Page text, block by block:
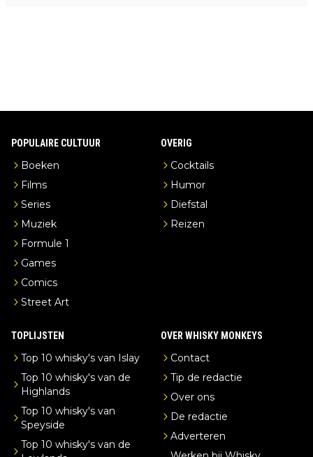
POPULAIRE CULTUUR
Boeken
Films
Series
Muziek
Formule 1
Games
Comics
Street Art
OVERIG
Cocktails
Humor
Diefstal
Reizen
TOPLIJSTEN
Top 10 whisky's van Islay
Top 10 whisky's van de
Highlands
Top 10 whisky's van
Speyside
Top 10 whisky's van de
OVER WHISKY MONKEYS
Contact
Tip de redactie
Over ons
De redactie
Adverteren